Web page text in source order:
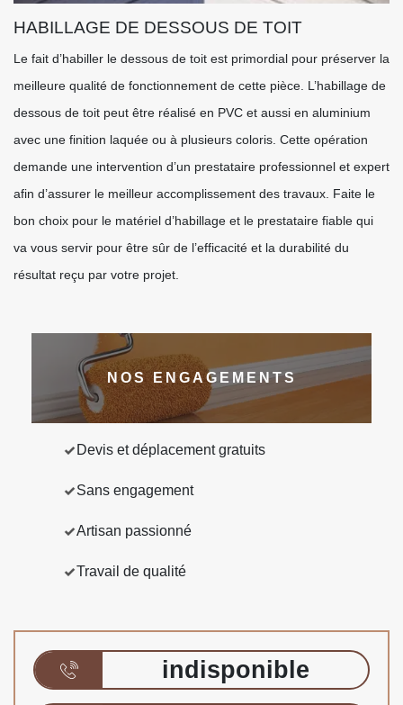
HABILLAGE DE DESSOUS DE TOIT
Le fait d’habiller le dessous de toit est primordial pour préserver la
meilleure qualité de fonctionnement de cette pièce. L’habillage de
dessous de toit peut être réalisé en PVC et aussi en aluminium
avec une finition laquée ou à plusieurs coloris. Cette opération
demande une intervention d’un prestataire professionnel et expert
afin d’assurer le meilleur accomplissement des travaux. Faite le
bon choix pour le matériel d’habillage et le prestataire fiable qui
va vous servir pour être sûr de l’efficacité et la durabilité du
résultat reçu par votre projet.
NOS ENGAGEMENTS
Devis et déplacement gratuits
Sans engagement
Artisan passionné
Travail de qualité
indisponible